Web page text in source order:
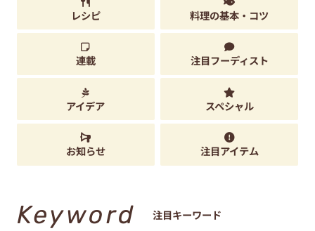
レシピ 料理の基本・コツ
連載 注目フーディスト
アイデア スペシャル
お知らせ 注目アイテム
Keyword 注目キーワード